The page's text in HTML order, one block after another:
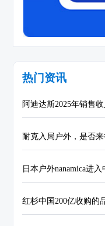
热门资讯
阿迪达斯2025年销售
耐克入局户外，是否来
日本户外nanamica进
红杉中国200亿收购的